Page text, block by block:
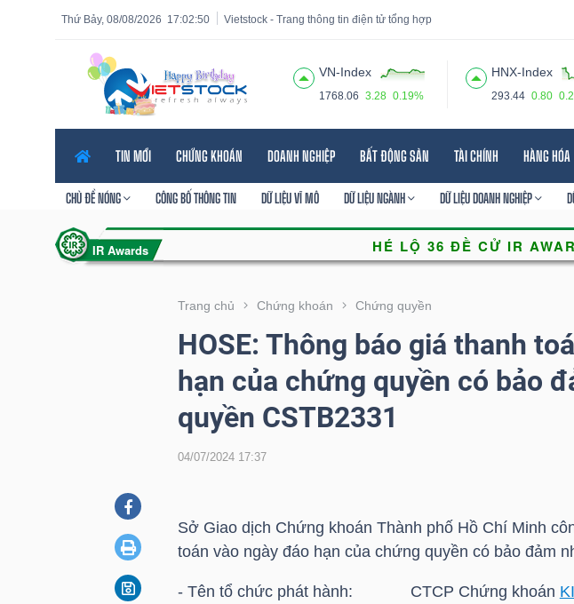
17:02:51
Thứ Bảy, 08/08/2026 Vietstock - Trang thông tin điện tử tổng hợp
VN-Index
1768.06 3.28 0.19%
HNX-Index
293.44 0.80
TIN MỚI CHỨNG KHOÁN DOANH NGHIỆP BẤT ĐỘNG SẢN TÀI CHÍNH HÀNG HÓA
CHỦ ĐỀ NÓNG CÔNG BỐ THÔNG TIN DỮ LIỆU VĨ MÔ DỮ LIỆU NGÀNH DỮ LIỆU DOANH NGHIỆP
Trang chủ Chứng khoán Chứng quyền
HOSE: Thông báo giá thanh
hạn của chứng quyền có bảo
quyền CSTB2331
04/07/2024 17:37
Sở Giao dịch Chứng khoán Thành phố Hồ Chí Minh
toán vào ngày đáo hạn của chứng quyền có bảo đảm
- Tên tổ chức phát hành: CTCP Chứng khoán
Tính năng
năng
VIETSTOCK